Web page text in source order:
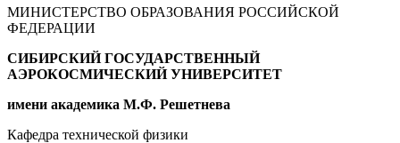
МИНИСТЕРСТВО ОБРАЗОВАНИЯ РОССИЙСКОЙ
ФЕДЕРАЦИИ
СИБИРСКИЙ ГОСУДАРСТВЕННЫЙ
АЭРОКОСМИЧЕСКИЙ УНИВЕРСИТЕТ
имени академика М.Ф. Решетнева
Кафедра технической физики